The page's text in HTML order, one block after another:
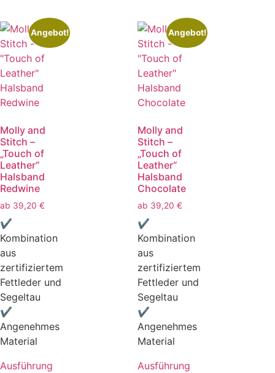
Angebot!
Molly and
Stitch –
„Touch of
Leather“
Halsband
Redwine
ab 39,20 €
✔
Kombination
aus
zertifiziertem
Fettleder und
Segeltau
✔
Angenehmes
Material
Ausführung
Angebot!
Molly and
Stitch –
„Touch of
Leather“
Halsband
Chocolate
ab 39,20 €
✔
Kombination
aus
zertifiziertem
Fettleder und
Segeltau
✔
Angenehmes
Material
Ausführung